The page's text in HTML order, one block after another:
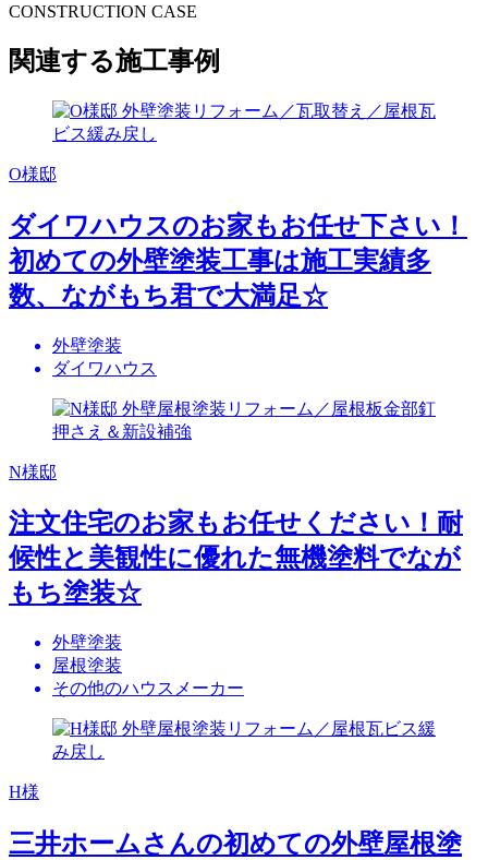
CONSTRUCTION CASE
関連する施工事例
O様邸
ダイワハウスのお家もお任せ下さい！
初めての外壁塗装工事は施工実績多
数、ながもち君で大満足☆
外壁塗装
ダイワハウス
N様邸
注文住宅のお家もお任せください！耐
候性と美観性に優れた無機塗料でなが
もち塗装☆
外壁塗装
屋根塗装
その他のハウスメーカー
H様
三井ホームさんの初めての外壁屋根塗